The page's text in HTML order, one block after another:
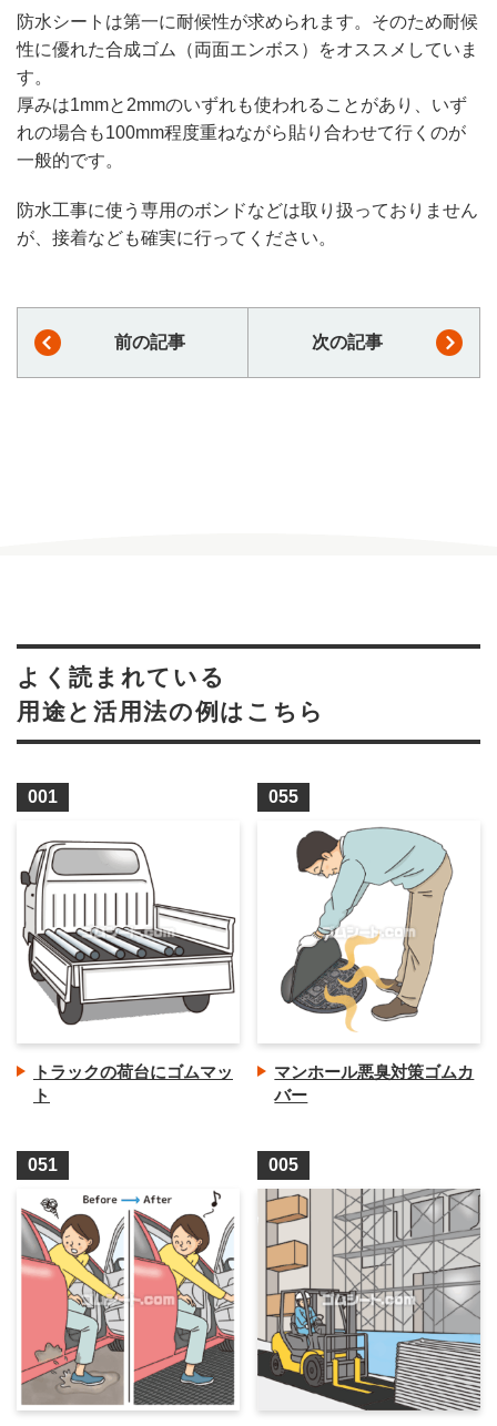
防水シートは第一に耐候性が求められます。そのため耐候
性に優れた合成ゴム（両面エンボス）をオススメしていま
す。
厚みは1mmと2mmのいずれも使われることがあり、いず
れの場合も100mm程度重ねながら貼り合わせて行くのが
一般的です。
防水工事に使う専用のボンドなどは取り扱っておりません
が、接着なども確実に行ってください。
前の記事 次の記事
よく読まれている
用途と活用法の例はこちら
001
トラックの荷台にゴムマッ
ト
055
マンホール悪臭対策ゴムカ
バー
051 005